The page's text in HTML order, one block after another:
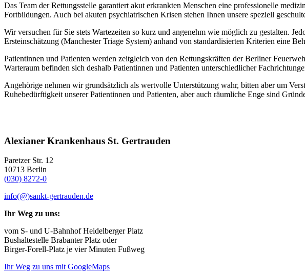
Das Team der Rettungsstelle garantiert akut erkrankten Menschen eine professionelle
Fortbildungen. Auch bei akuten psychiatrischen Krisen stehen Ihnen unsere speziell
Wir versuchen für Sie stets Wartezeiten so kurz und angenehm wie möglich zu gestalten.
Ersteinschätzung (Manchester Triage System) anhand von standardisierten Kriterien eine
Patientinnen und Patienten werden zeitgleich von den Rettungskräften der Berliner
Warteraum befinden sich deshalb Patientinnen und Patienten unterschiedlicher
Angehörige nehmen wir grundsätzlich als wertvolle Unterstützung wahr, bitten aber um
Ruhebedürftigkeit unserer Patientinnen und Patienten, aber auch räumliche Enge sind
Alexianer Krankenhaus St. Gertrauden
Paretzer Str. 12
10713 Berlin
(030) 8272-0
info(@)sankt-gertrauden.de
Ihr Weg zu uns:
vom S- und U-Bahnhof Heidelberger Platz
Bushaltestelle Brabanter Platz oder
Birger-Forell-Platz je vier Minuten Fußweg
Ihr Weg zu uns mit GoogleMaps